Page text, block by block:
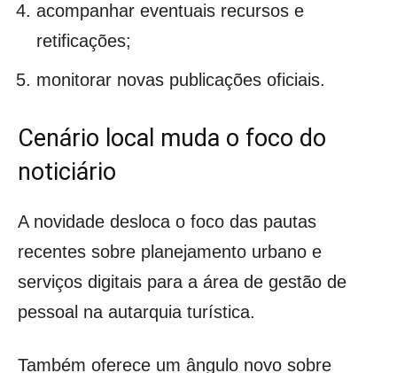
acompanhar eventuais recursos e
retificações;
monitorar novas publicações oficiais.
Cenário local muda o foco do
noticiário
A novidade desloca o foco das pautas
recentes sobre planejamento urbano e
serviços digitais para a área de gestão de
pessoal na autarquia turística.
Também oferece um ângulo novo sobre